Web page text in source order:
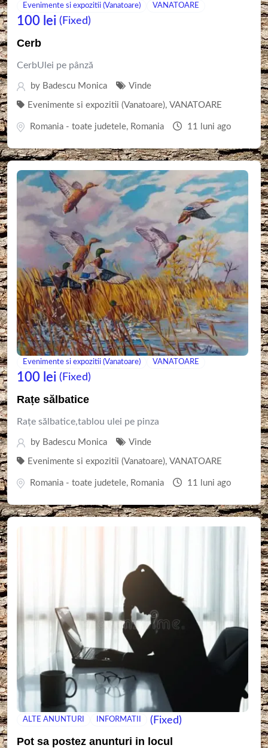
Evenimente si expozitii (Vanatoare) VANATOARE
100 lei (Fixed)
Cerb
CerbUlei pe pânză
by Badescu Monica Vinde
Evenimente si expozitii (Vanatoare), VANATOARE
Romania - toate judetele, Romania 11 luni ago
Evenimente si expozitii (Vanatoare) VANATOARE
100 lei (Fixed)
Rațe sălbatice
Rațe sălbatice,tablou ulei pe pinza
by Badescu Monica Vinde
Evenimente si expozitii (Vanatoare), VANATOARE
Romania - toate judetele, Romania 11 luni ago
ALTE ANUNTURI INFORMATII (Fixed)
Pot sa postez anunturi in locul